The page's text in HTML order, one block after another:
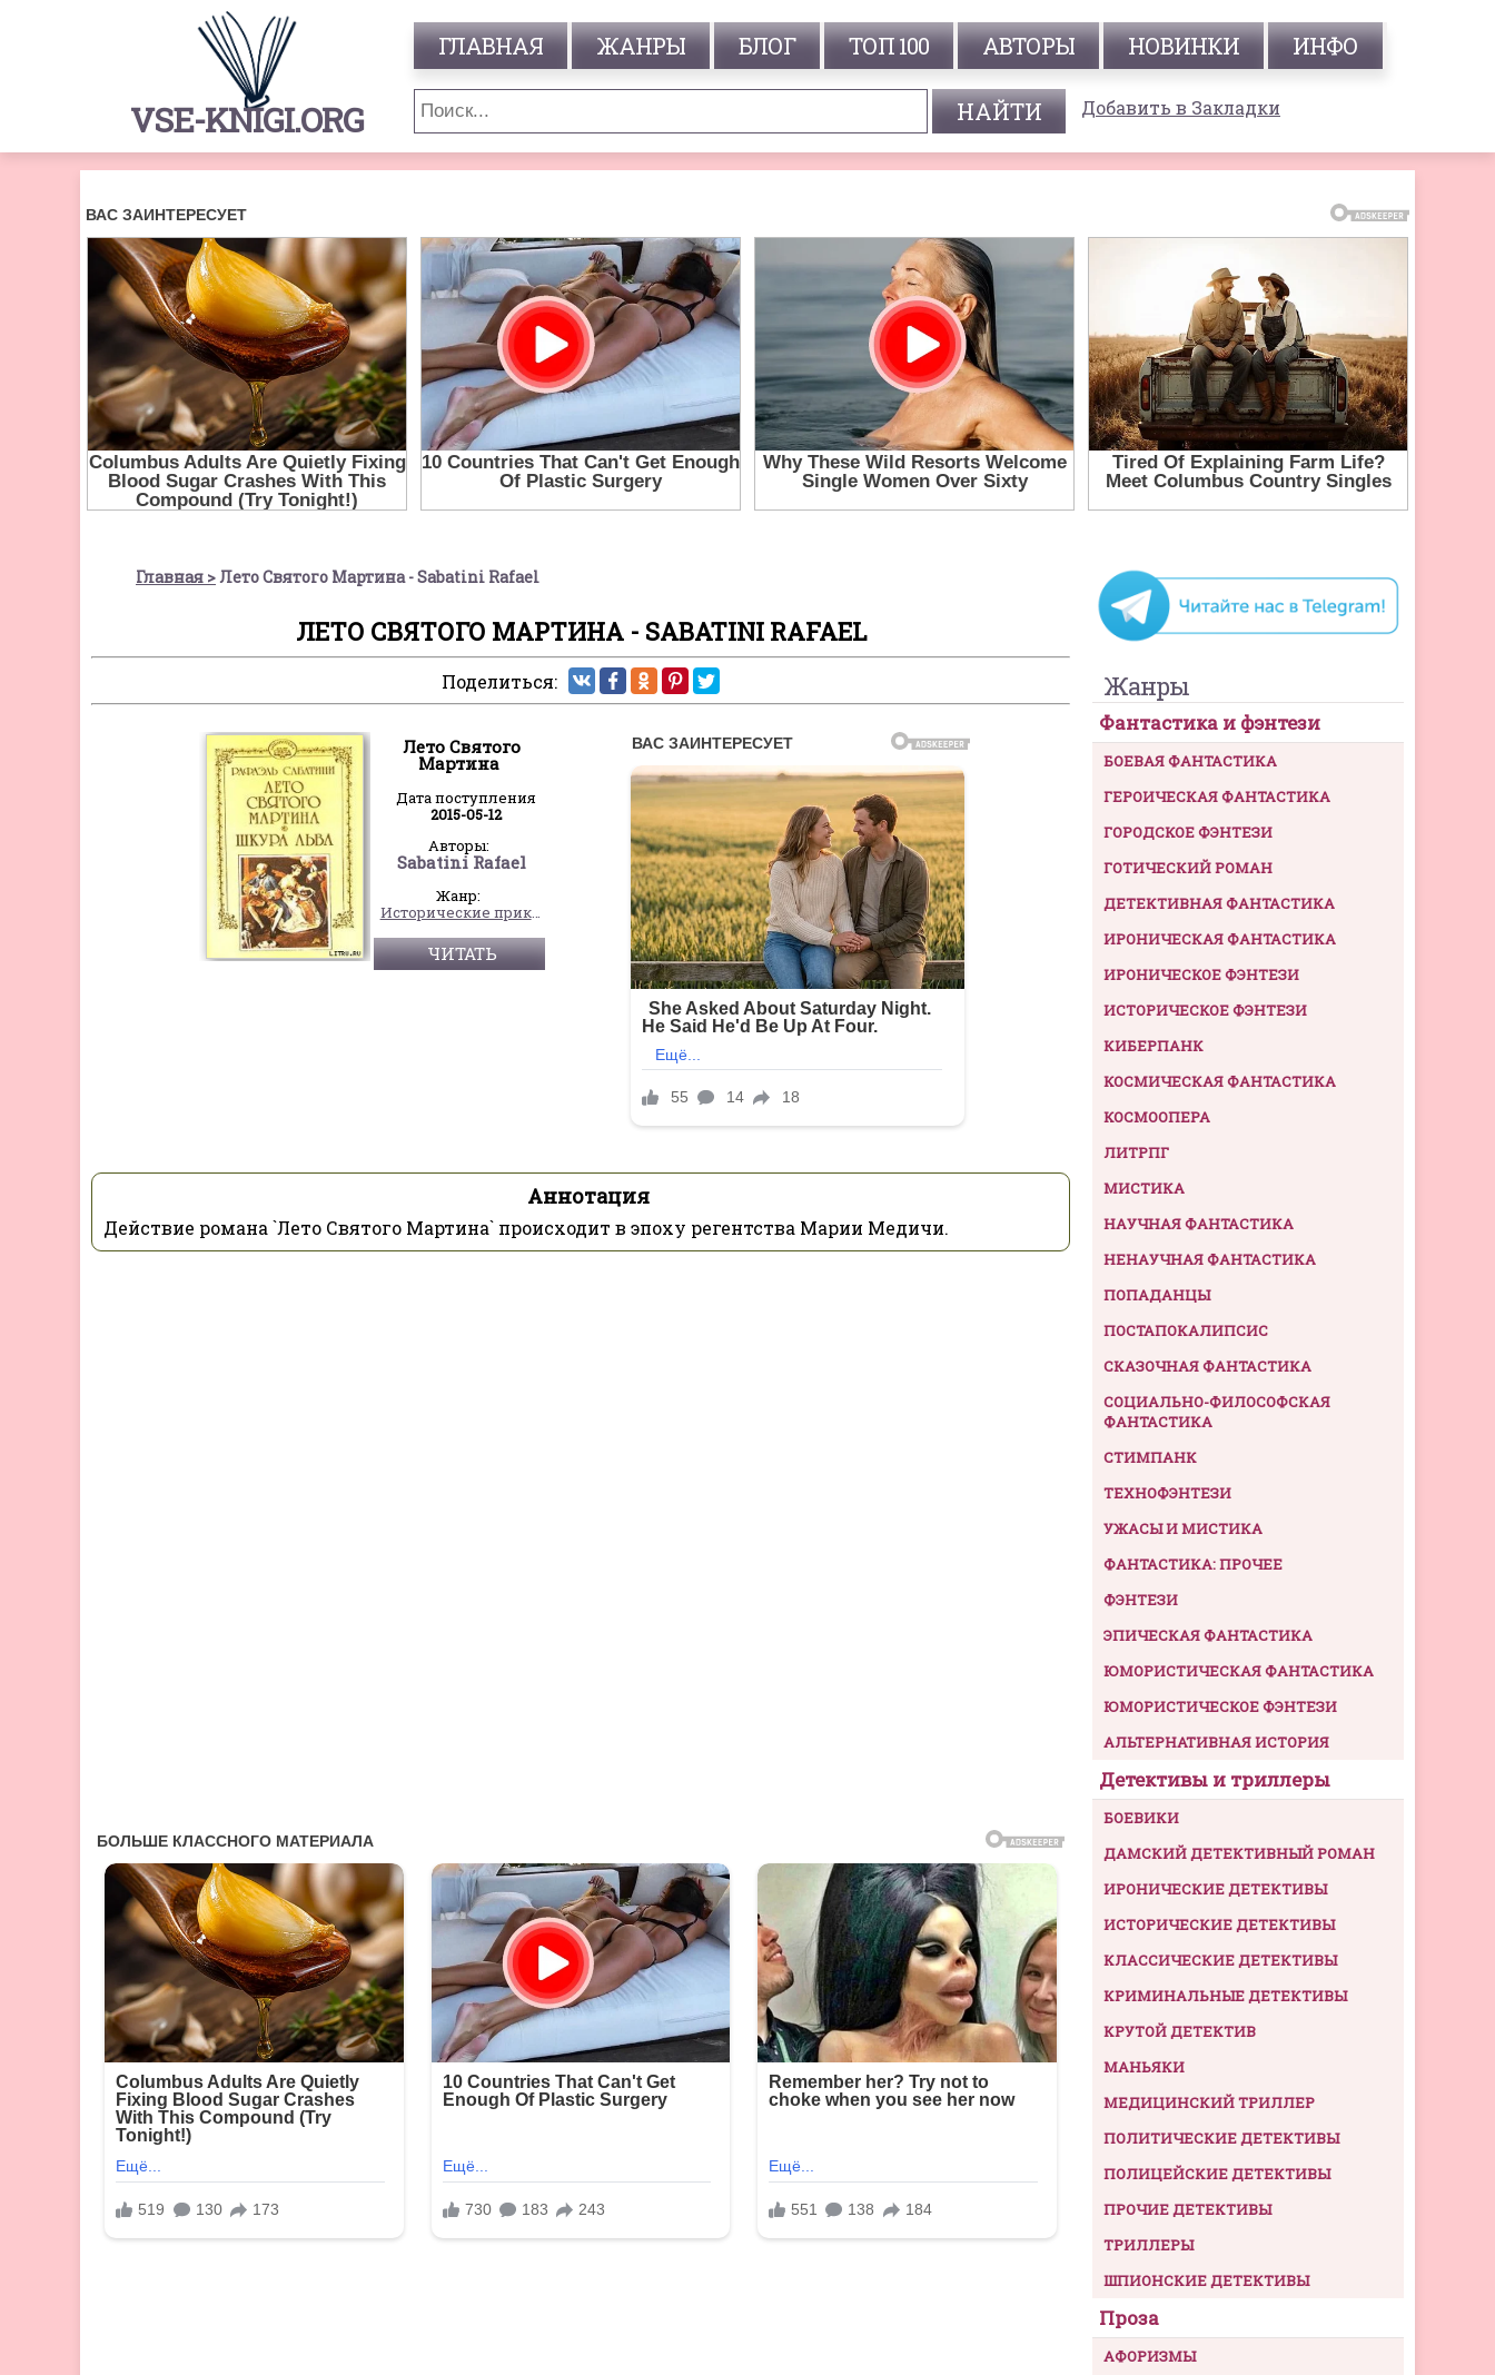
VSE-KNIGI.ORG
ГЛАВНАЯ ЖАНРЫ БЛОГ ТОП 100 АВТОРЫ НОВИНКИ ИНФО
Добавить в Закладки
Главная Лето Святого Мартина - Sabatini Rafael
ЛЕТО СВЯТОГО МАРТИНА - SABATINI RAFAEL
Поделиться:
Лето Святого
Мартина
Дата поступления
2015-05-12
Авторы:
Sabatini Rafael
Жанр:
Исторические приключения
ЧИТАТЬ
Аннотация
Действие романа `Лето Святого Мартина` происходит в эпоху регентства Марии Медичи.
Жанры
Фантастика и фэнтези
БОЕВАЯ ФАНТАСТИКА
ГЕРОИЧЕСКАЯ ФАНТАСТИКА
ГОРОДСКОЕ ФЭНТЕЗИ
ГОТИЧЕСКИЙ РОМАН
ДЕТЕКТИВНАЯ ФАНТАСТИКА
ИРОНИЧЕСКАЯ ФАНТАСТИКА
ИРОНИЧЕСКОЕ ФЭНТЕЗИ
ИСТОРИЧЕСКОЕ ФЭНТЕЗИ
КИБЕРПАНК
КОСМИЧЕСКАЯ ФАНТАСТИКА
КОСМООПЕРА
ЛИТРПГ
МИСТИКА
НАУЧНАЯ ФАНТАСТИКА
НЕНАУЧНАЯ ФАНТАСТИКА
ПОПАДАНЦЫ
ПОСТАПОКАЛИПСИС
СКАЗОЧНАЯ ФАНТАСТИКА
СОЦИАЛЬНО-ФИЛОСОФСКАЯ
ФАНТАСТИКА
СТИМПАНК
ТЕХНОФЭНТЕЗИ
УЖАСЫ И МИСТИКА
ФАНТАСТИКА: ПРОЧЕЕ
ФЭНТЕЗИ
ЭПИЧЕСКАЯ ФАНТАСТИКА
ЮМОРИСТИЧЕСКАЯ ФАНТАСТИКА
ЮМОРИСТИЧЕСКОЕ ФЭНТЕЗИ
АЛЬТЕРНАТИВНАЯ ИСТОРИЯ
Детективы и триллеры
БОЕВИКИ
ДАМСКИЙ ДЕТЕКТИВНЫЙ РОМАН
ИРОНИЧЕСКИЕ ДЕТЕКТИВЫ
ИСТОРИЧЕСКИЕ ДЕТЕКТИВЫ
КЛАССИЧЕСКИЕ ДЕТЕКТИВЫ
КРИМИНАЛЬНЫЕ ДЕТЕКТИВЫ
КРУТОЙ ДЕТЕКТИВ
МАНЬЯКИ
МЕДИЦИНСКИЙ ТРИЛЛЕР
ПОЛИТИЧЕСКИЕ ДЕТЕКТИВЫ
ПОЛИЦЕЙСКИЕ ДЕТЕКТИВЫ
ПРОЧИЕ ДЕТЕКТИВЫ
ТРИЛЛЕРЫ
ШПИОНСКИЕ ДЕТЕКТИВЫ
Проза
АФОРИЗМЫ